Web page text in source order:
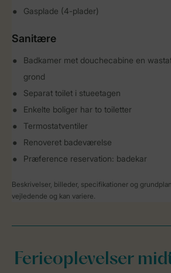
Gasplade (4-plader)
Sanitære
Badkamer met douchecabine en
grond
Separat toilet i stueetagen
Enkelte boliger har to toiletter
Termostatventiler
Renoveret badeværelse
Præference reservation: badekar
Beskrivelser, billeder, specifikationer og
vejledende og kan variere.
Ferieoplevelser